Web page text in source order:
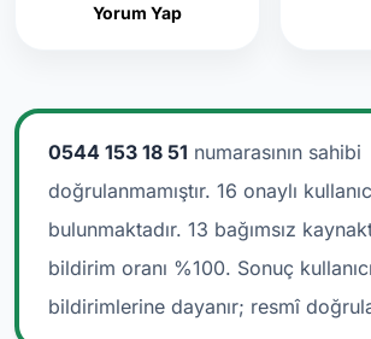
Yorum Yap
0544 153 18 51 numarasının sahibi
doğrulanmamıştır. 16 onaylı
bulunmaktadır. 13 bağımsız
bildirim oranı %100. Sonuç kullanıcı
bildirimlerine dayanır; resmî